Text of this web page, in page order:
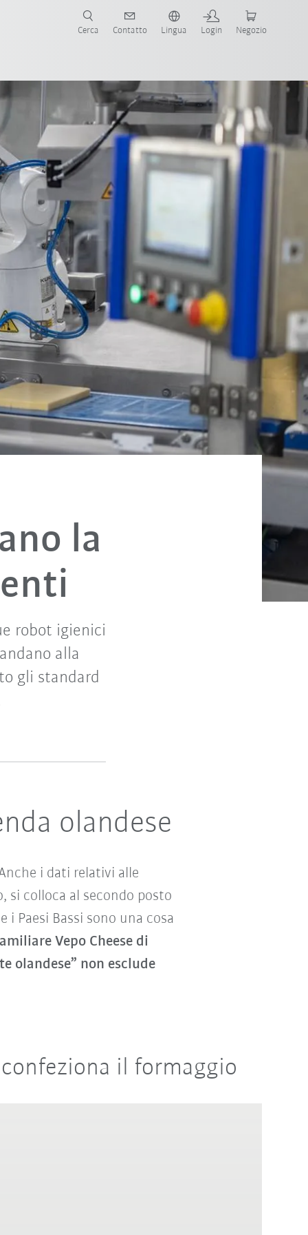
Cerca Contatto Lingua Login Negozio
la
robot igienici
alla
gli standard
olandese
i dati relativi alle
si colloca al secondo posto
Paesi Bassi sono una cosa
Vepo Cheese di
olandese” non esclude
il formaggio